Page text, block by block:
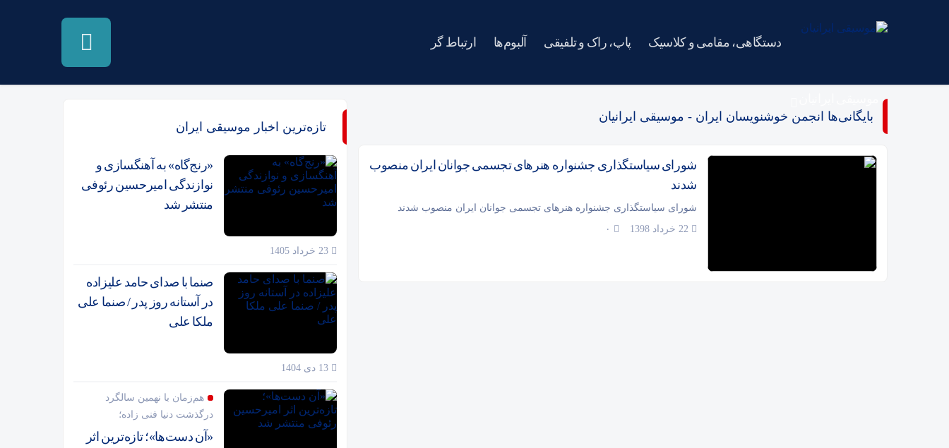
دستگاهی، مقامی و کلاسیک پاپ، راک و تلفیقی آلبوم‌ها ارتباط گر
بایگانی‌ها انجمن خوشنویسان ایران - موسیقی ایرانیان
شورای سیاستگذاری جشنواره هنرهای تجسمی جوانان ایران منصوب
شدند
شورای سیاستگذاری جشنواره هنرهای تجسمی جوانان ایران منصوب شدند
۰
تازه‌ترین اخبار موسیقی ایران
«رنج‌گاه» به آهنگسازی و
نوازندگی امیرحسین رئوفی
منتشر شد
صنما با صدای حامد علیزاده
در آستانه روز پدر / صنما علی
ملکا علی
هم‌زمان با نهمین سالگرد
درگذشت دنیا فنی زاده؛
«آن دست‌ها»؛ تازه‌ترین اثر